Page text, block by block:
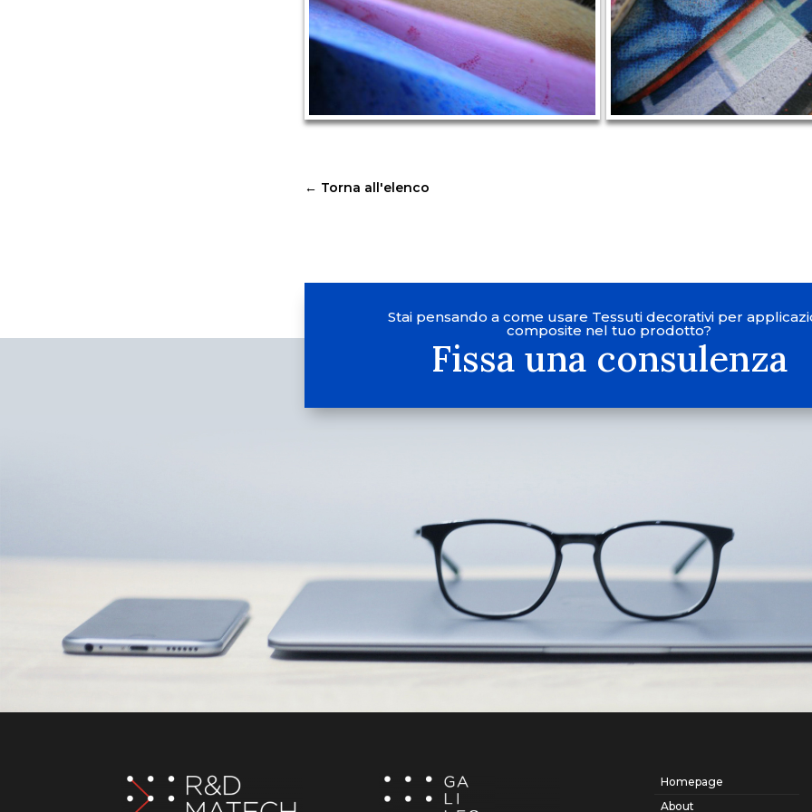
← Torna all'elenco
Stai pensando a come usare Tessuti decorativi per
composite nel tuo prodotto?
Fissa una consulenza
Homepage
About